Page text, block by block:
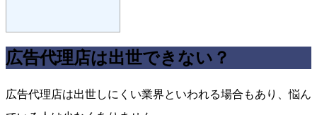
広告代理店は出世できない？
広告代理店は出世しにくい業界といわれる場合もあり、悩ん